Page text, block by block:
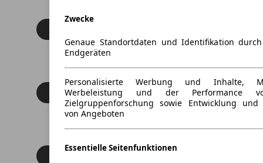
Zwecke
Genaue Standortdaten und Identifikation
Endgeräten
Personalisierte Werbung und Inhalte,
Werbeleistung und der Performance
Zielgruppenforschung sowie Entwicklung und
von Angeboten
Essentielle Seitenfunktionen